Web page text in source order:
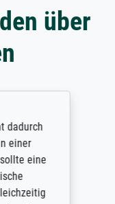
über
dadurch
einer
eine